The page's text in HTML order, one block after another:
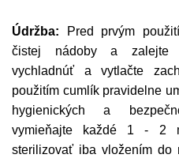
Údržba: Pred prvým
čistej nádoby a zalejte
vychladnúť a vytlačte
použitím cumlík pravidelne
hygienických a
vymieňajte každé 1 - 2
sterilizovať iba vložením do